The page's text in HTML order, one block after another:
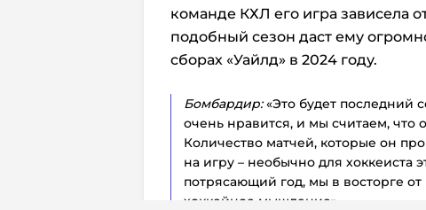
команде КХЛ его игра зависела
подобный сезон даст ему
сборах «Уайлд» в 2024 году.
Бомбардир:«Это будет последний
очень нравится, и мы считаем,
Количество матчей, которые он
на игру – необычно для хоккеиста
потрясающий год, мы в восторге
хоккейное мышление».